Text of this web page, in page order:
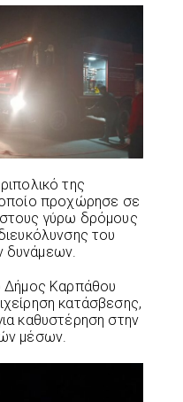
της
οποίο προχώρησε σε
γύρω δρόμους
του
δυνάμεων.
Δήμος Καρπάθου
κατάσβεσης,
καθυστέρηση στην
μέσων.